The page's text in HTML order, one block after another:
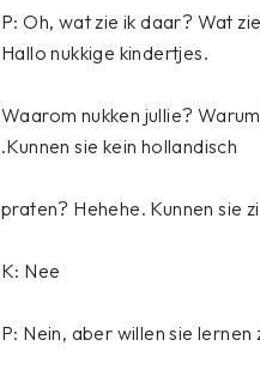
P: Oh, wat zie ik daar? Wat
Hallo nukkige kindertjes.
Waarom nukken jullie?
.Kunnen sie kein hollandisch
praten? Hehehe. Kunnen sie
K: Nee
P: Nein, aber willen sie lernen